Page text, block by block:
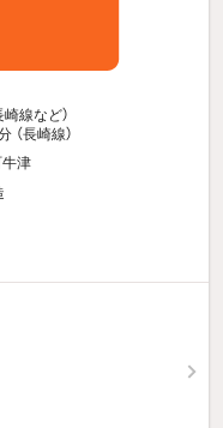
崎線など）
（長崎線）
津